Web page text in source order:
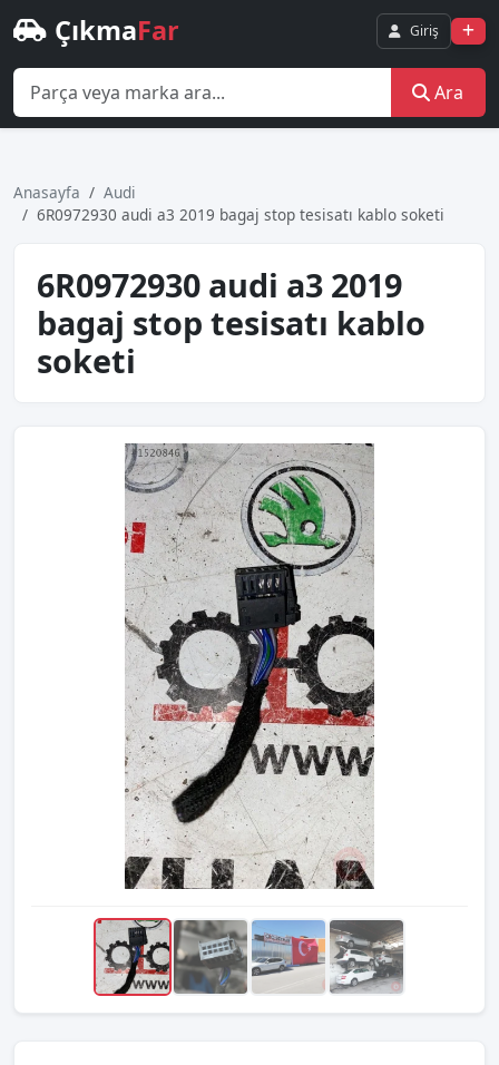
ÇıkmaFar Giriş
Ara
Anasayfa
Audi
6R0972930 audi a3 2019 bagaj stop tesisatı kablo soketi
6R0972930 audi a3 2019
bagaj stop tesisatı kablo
soketi